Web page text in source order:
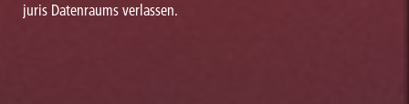
juris Datenraums verlassen.